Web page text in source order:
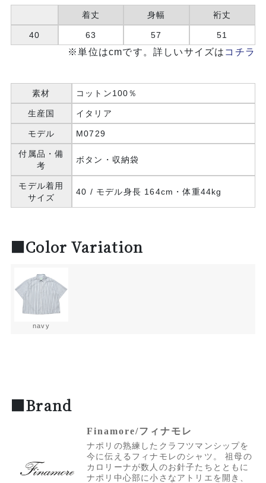
着丈 身幅 裄丈
40 63 57 51
※単位はcmです。詳しいサイズは コチラ
素材 コットン100％
生産国 イタリア
モデル M0729
付属品・備
考
ボタン・収納袋
モデル着用
サイズ
40 / モデル身長 164cm・体重44kg
■Color Variation
navy
■Brand
Finamore/フィナモレ
ナポリの熟練したクラフツマンシップを
今に伝えるフィナモレのシャツ。 祖母の
カロリーナが数人のお針子たちとともに
ナポリ中心部に小さなアトリエを開き、